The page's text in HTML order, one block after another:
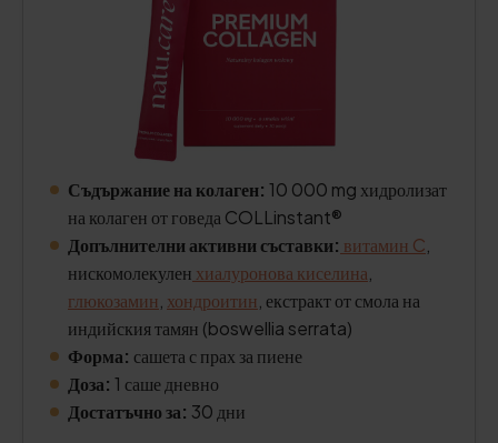
Съдържание на колаген: 10 000 mg хидролизат
на колаген от говеда COLLinstant®
Допълнителни активни съставки: витамин C
нискомолекулен хиалуронова киселина
глюкозамин хондроитин , екстракт от смола на
индийския тамян (boswellia serrata)
Форма: сашета с прах за пиене
Доза: 1 саше дневно
Достатъчно за: 30 дни